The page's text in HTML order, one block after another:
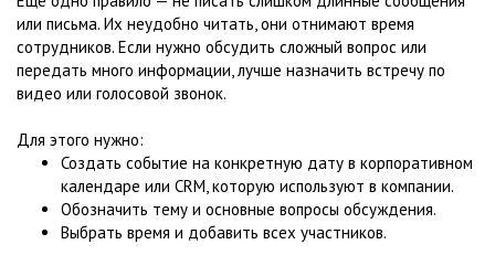
или письма. Их неудобно читать, они отнимают время
сотрудников. Если нужно обсудить сложный вопрос или
передать много информации, лучше назначить встречу по
видео или голосовой звонок.
Для этого нужно:
Создать событие на конкретную дату в корпоративном
календаре или CRM, которую используют в компании.
Обозначить тему и основные вопросы обсуждения.
Выбрать время и добавить всех участников.